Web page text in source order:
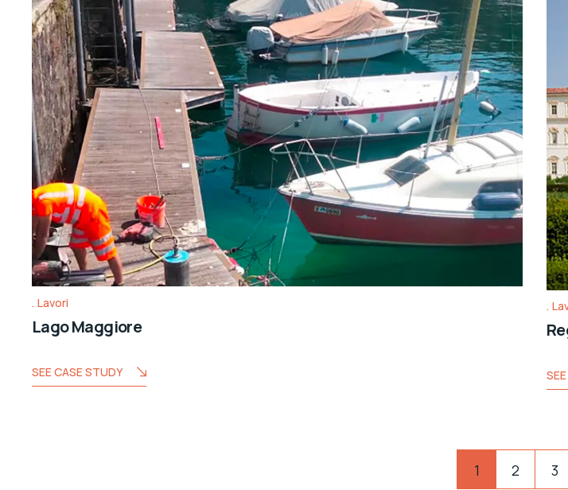
Lavori
Lago Maggiore
SEE CASE STUDY
1 2 3